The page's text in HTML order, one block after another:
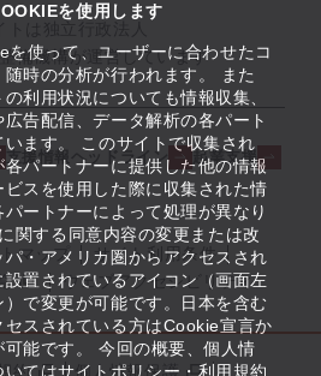
を使用します
を使って、ユーザーに合わせたコ
時の分析が行われます。 また
利用状況についても情報収集、
告配信、データ解析の各パート
ます。 このサイトで収集され
パートナーに提供した他の情報
スを使用した際に収集された情
ートナーによって処理が異なり
関する同意内容の変更または改
・アメリカ圏からアクセスされ
置されているアイコン（画面左
で変更が可能です。日本を含む
スされている方はCookie宣言か
能です。 今回の概要、個人情
てはサイトポリシー・利用規約
備機構が運営しています
支援情報ヘッドライン
起業支援
マップ
サイト利用条件
ウェブアクセシビリティ
約 個人情報保護